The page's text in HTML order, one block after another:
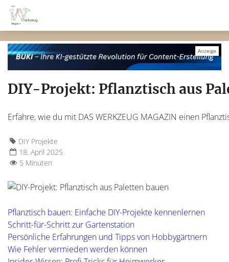
DIY-Projekt: Pflanztisch aus
Erfahre, wie du mit DAS WERKZEUG MAGAZIN einen
DIY Projekte
18. April 2025
5 Minuten
Pflanztisch bauen: Einfache DIY-Projekte kennenlernen
Schritt-für-Schritt zur Gartenstation
Persönliche Erfahrungen und Tipps von Hobbygärtnern
Wie Fehler vermieden werden können